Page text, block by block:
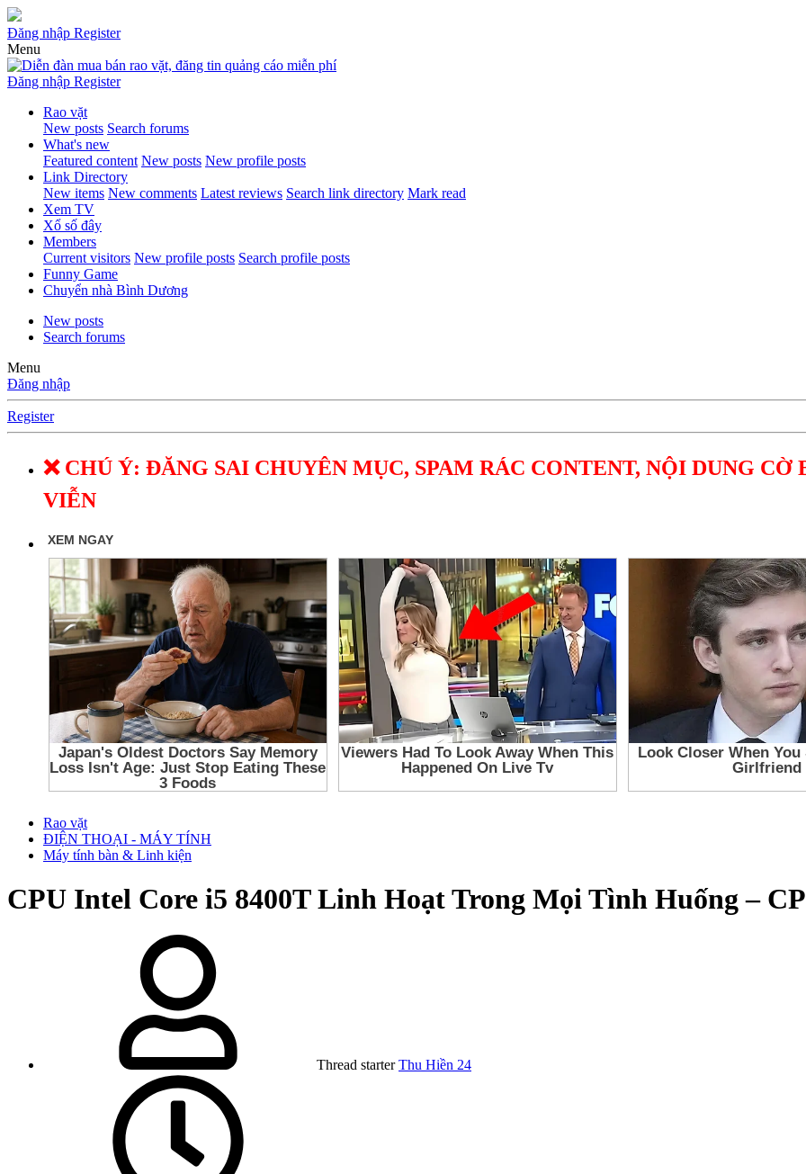
Đăng nhập Register
Menu
Đăng nhập Register
Rao vặt
New posts Search forums
What's new
Featured content New posts New profile posts
Link Directory
New items New comments Latest reviews Search link directory Mark read
Xem TV
Xổ số đây
Members
Current visitors New profile posts Search profile posts
Funny Game
Chuyển nhà Bình Dương
New posts
Search forums
Menu
Đăng nhập
Register
❌ CHÚ Ý: ĐĂNG SAI CHUYÊN MỤC, SPAM RÁC CONTENT, NỘI DUNG
VIỄN
Rao vặt
ĐIỆN THOẠI - MÁY TÍNH
Máy tính bàn & Linh kiện
CPU Intel Core i5 8400T Linh Hoạt Trong Mọi Tình Huống –
Thread starter Thu Hiền 24